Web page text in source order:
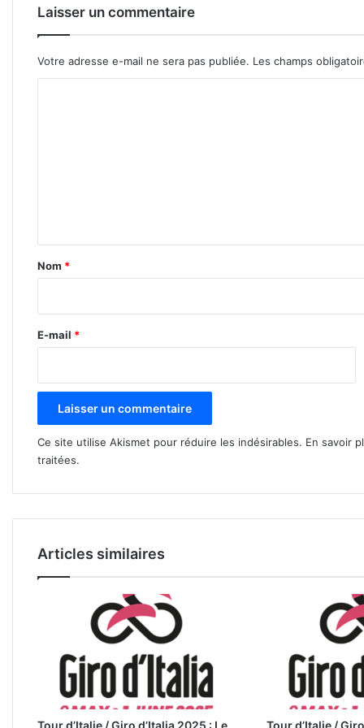
Laisser un commentaire
Votre adresse e-mail ne sera pas publiée. Les champs
a
e
Nom *
E-mail *
Ce site utilise Akismet pour réduire les indésirables. En savoir
traitées.
Articles similaires
Tour d’Italie / Giro d’Italia 2025 : Le Tour d’Italie /